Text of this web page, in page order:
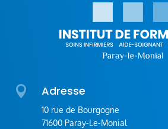
 Adresse
10 rue de Bourgogne
71600 Paray-Le-Monial